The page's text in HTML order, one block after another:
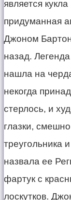
является
придуманная
Джоном
назад.
нашла на
некогда
стерлось, и
глазки,
треугольника
назвала ее
фартук с
лоскутков.